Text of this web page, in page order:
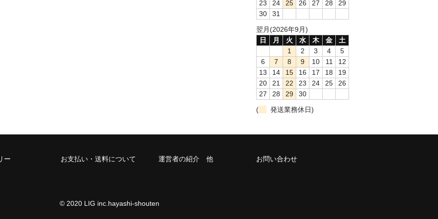
23
24 25 26 27 28
29
30
31
翌月(2026年9月)
日
月 火 水 木 金
土
1
2 3 4
5
6
7 8 9 10 11
12
13
14 15 16 17 18
19
20
21 22 23 24 25
26
27
28 29
30
(
発送業務休日)
ー お支払い・送料について 運営者の紹介 他 お問い合わせ
© 2020 LIG inc.hayashi-shouten